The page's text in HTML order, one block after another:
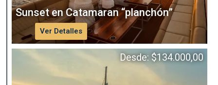
Sunset en Catamaran “planchón”
Ver Detalles
Desde: $134.000,00